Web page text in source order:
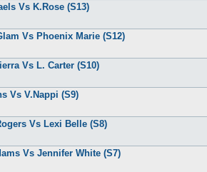
Vs K.Rose (S13)
Vs Phoenix Marie (S12)
Vs L. Carter (S10)
Vs V.Nappi (S9)
Vs Lexi Belle (S8)
Vs Jennifer White (S7)